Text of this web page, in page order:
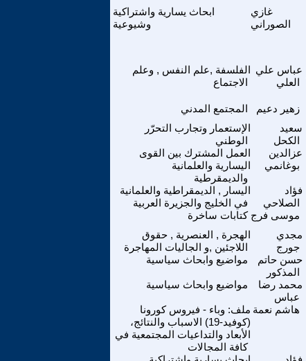
ابحاث يسارية واشتراكية
وشيوعية
غازي
الصوراني
الفلسفة ,علم النفس , وعلم
الاجتماع
عباس علي
العلي
المجتمع المدني زهير دعيم
الإستعمار وتجارب التحرّر
الوطني
سعيد
الكحل
العمل المشترك بين القوى
اليسارية والعلمانية
والديمقرطية
عزالدين
بوغانمي
اليسار , الديمقراطية والعلمانية
في الخليج والجزيرة العربية
فؤاد
الصلاحي
كتابات ساخرة موسى فرج
الهجرة , العنصرية , حقوق
اللاجئين ,و الجاليات المهاجرة
مجدي
جورج
مواضيع وابحاث سياسية
حسن حاتم
المذكور
مواضيع وابحاث سياسية
محمد رضا
عباس
ملف: وباء - فيروس كورونا
(كوفيد-19) الاسباب والنتائج،
الأبعاد والتداعيات المجتمعية في
كافة المجالات
هاشم نعمة